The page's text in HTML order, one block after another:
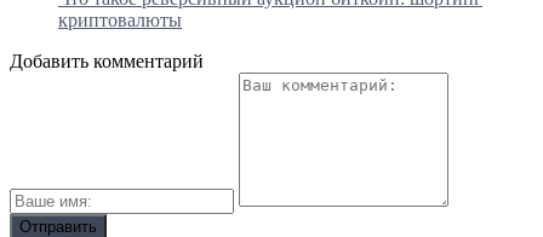
криптовалюты
Добавить комментарий